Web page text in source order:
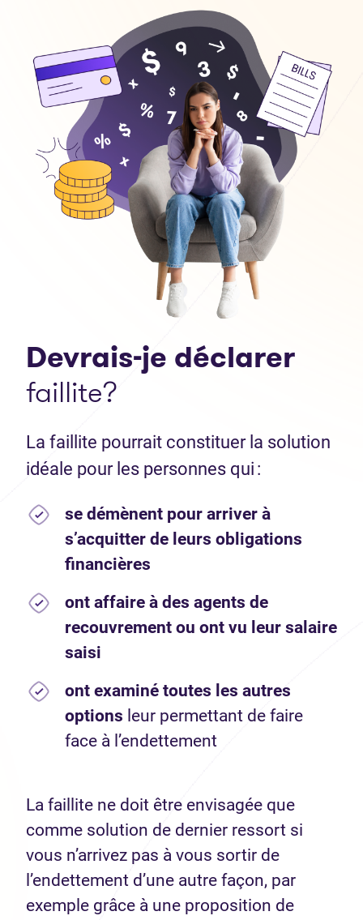
Devrais-je déclarer
faillite?
La faillite pourrait constituer la solution
idéale pour les personnes qui :
se démènent pour arriver à
s’acquitter de leurs obligations
financières
ont affaire à des agents de
recouvrement ou ont vu leur salaire
saisi
ont examiné toutes les autres
options leur permettant de faire
face à l’endettement
La faillite ne doit être envisagée que
comme solution de dernier ressort si
vous n’arrivez pas à vous sortir de
l’endettement d’une autre façon, par
exemple grâce à une proposition de